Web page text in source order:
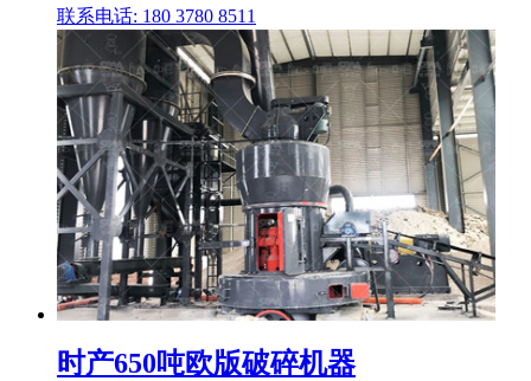
联系电话: 180 3780 8511
时产650吨欧版破碎机器